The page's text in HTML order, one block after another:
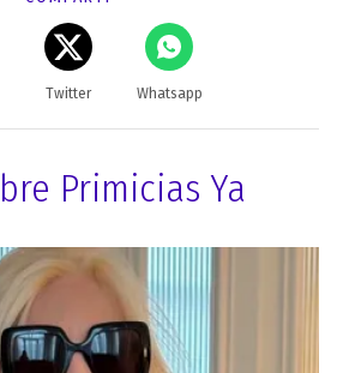
Twitter Whatsapp
Primicias Ya